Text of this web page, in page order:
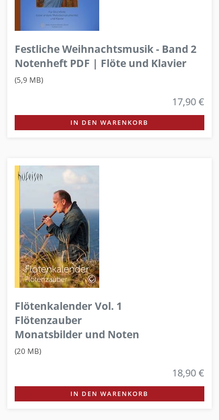
Festliche Weihnachtsmusik - Band 2
Notenheft PDF | Flöte und Klavier
(5,9 MB)
17,90 €
IN DEN WARENKORB
Flötenkalender Vol. 1
Flötenzauber
Monatsbilder und Noten
(20 MB)
18,90 €
IN DEN WARENKORB